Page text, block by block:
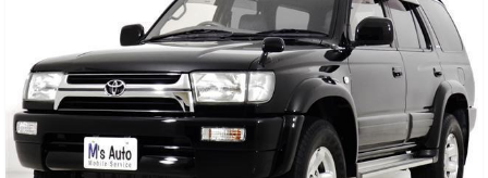
トップメッセージ
スタッフ紹介
ブログ
イベント